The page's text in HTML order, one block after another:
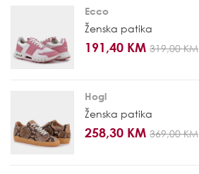
Ecco
Ženska patika
191,40 KM 319,00 KM
Hogl
Ženska patika
258,30 KM 369,00 KM